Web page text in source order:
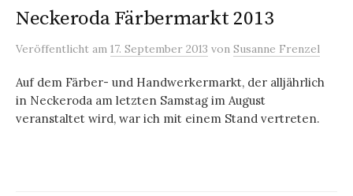
Neckeroda Färbermarkt 2013
Veröffentlicht am 17. September 2013 von Susanne Frenzel
Auf dem Färber- und Handwerkermarkt, der alljährlich
in Neckeroda am letzten Samstag im August
veranstaltet wird, war ich mit einem Stand vertreten.